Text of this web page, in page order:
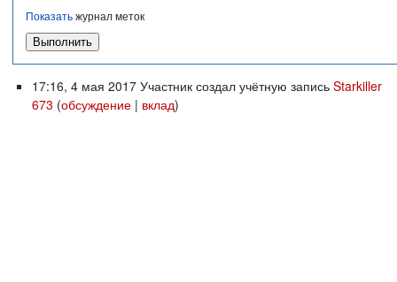
Показатьжурнал меток
17:16, 4 мая 2017 Участник создал учётную записьStarkiller
673 (обсуждение | вклад)